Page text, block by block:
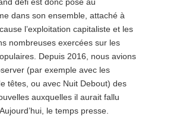
défi est donc posé au
dans son ensemble, attaché à
l’exploitation capitaliste et les
nombreuses exercées sur les
Depuis 2016, nous avions
(par exemple avec les
têtes, ou avec Nuit Debout) des
auxquelles il aurait fallu
le temps presse.